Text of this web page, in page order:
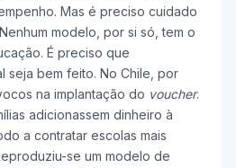
Mas é preciso cuidado
modelo, por si só, tem o
É preciso que
seja bem feito. No Chile, por
na implantação do voucher.
adicionassem dinheiro à
a contratar escolas mais
se um modelo de